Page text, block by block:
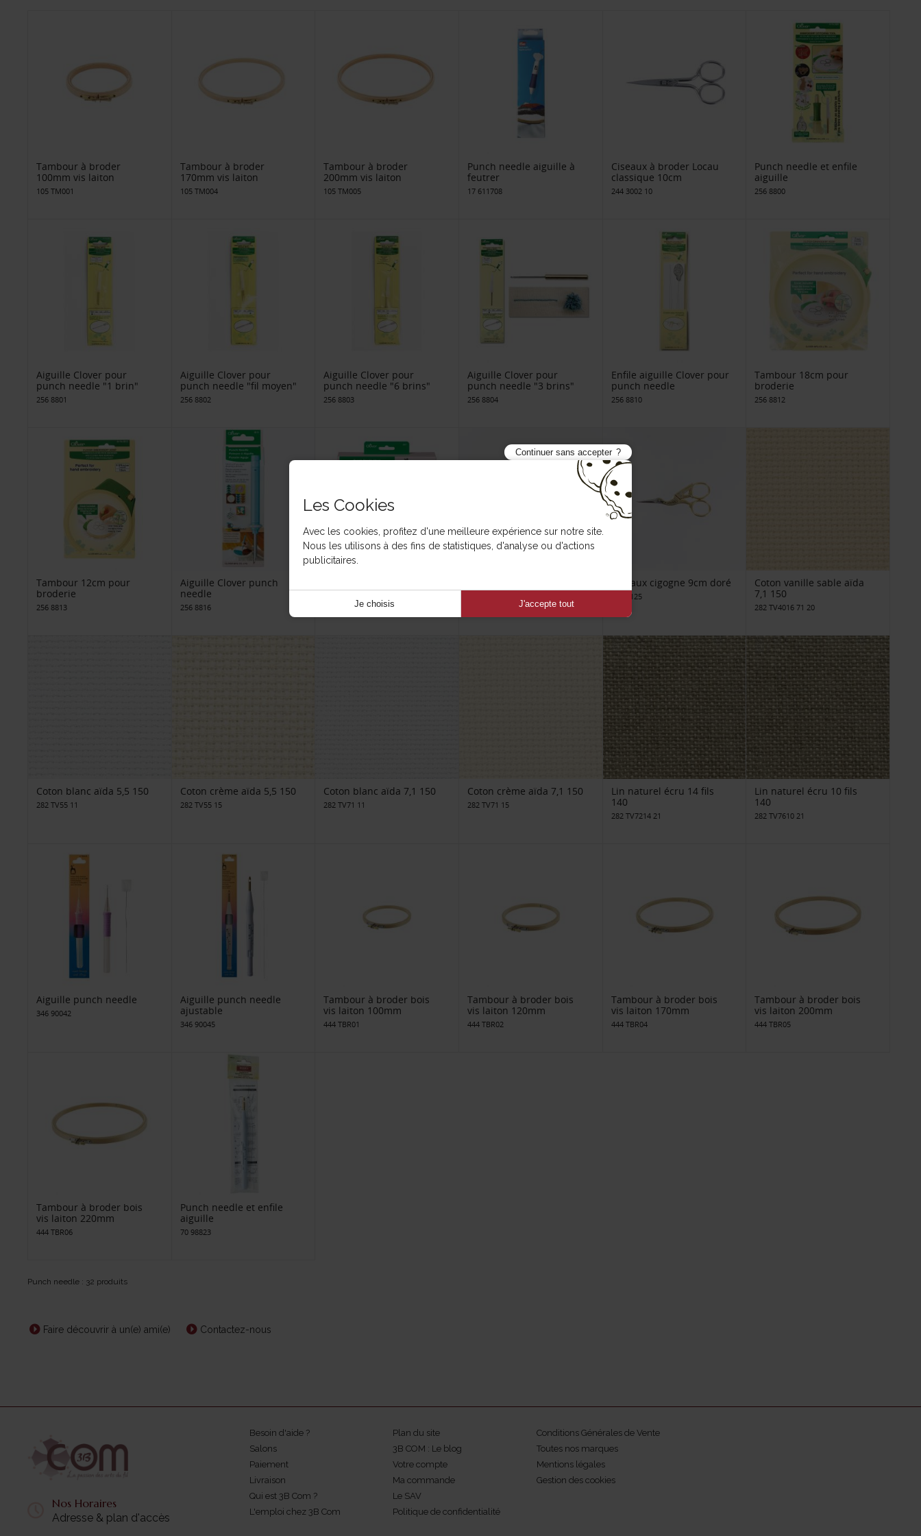
Tambour à broder
100mm vis laiton
105 TM001
Tambour à broder
170mm vis laiton
105 TM004
Tambour à broder
200mm vis laiton
105 TM005
Punch needle aiguille à
feutrer
17 611708
Ciseaux à broder Locau
classique 10cm
244 3002 10
Punch needle et enfile
aiguille
256 8800
Aiguille Clover pour
punch needle "1 brin"
256 8801
Aiguille Clover pour
punch needle "fil moyen"
256 8802
Aiguille Clover pour
punch needle "6 brins"
256 8803
Aiguille Clover pour
punch needle "3 brins"
256 8804
Enfile aiguille Clover pour
punch needle
256 8810
Tambour 18cm pour
broderie
256 8812
Tambour 12cm pour
broderie
256 8813
Aiguille Clover punch
needle
256 8816
9cm
Ciseaux cigogne 9cm doré
257 7125
Coton vanille sable aïda
7,1 150
282 TV4016 71 20
Coton blanc aïda 5,5 150
282 TV55 11
Coton crème aïda 5,5 150
282 TV55 15
Coton blanc aïda 7,1 150
282 TV71 11
Coton crème aïda 7,1 150
282 TV71 15
Lin naturel écru 14 fils
140
282 TV7214 21
Lin naturel écru 10 fils
140
282 TV7610 21
Aiguille punch needle
346 90042
Aiguille punch needle
ajustable
346 90045
Tambour à broder bois
vis laiton 100mm
444 TBR01
Tambour à broder bois
vis laiton 120mm
444 TBR02
Tambour à broder bois
vis laiton 170mm
444 TBR04
Tambour à broder bois
vis laiton 200mm
444 TBR05
Tambour à broder bois
vis laiton 220mm
444 TBR06
Punch needle et enfile
aiguille
70 98823
Punch needle : 32 produits
Faire découvrir à un(e) ami(e) Contactez-nous
Nos Horaires
Adresse & plan d'accès
Besoin d'aide ?
Salons
Paiement
Livraison
Qui est 3B Com ?
L'emploi chez 3B Com
Plan du site
3B COM : Le blog
Votre compte
Ma commande
Le SAV
Politique de confidentialité
Conditions Générales de Vente
Toutes nos marques
Mentions légales
Gestion des cookies
Continuer sans accepter
Les Cookies
Avec les cookies, profitez d'une meilleure expérience sur notre site.
Nous les utilisons à des fins de statistiques, d'analyse ou d'actions
publicitaires.
Je choisis J'accepte tout